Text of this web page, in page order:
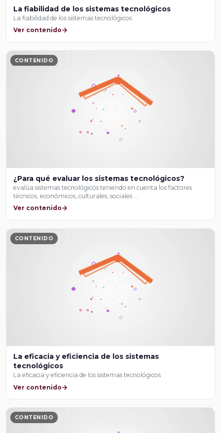
La fiabilidad de los sistemas tecnológicos
La fiabilidad de los sistemas tecnológicos
Ver contenido
CONTENIDO
¿Para qué evaluar los sistemas tecnológicos?
evalúa sistemas tecnológicos teniendo en cuenta los factores
técnicos, económicos, culturales, sociales …
Ver contenido
CONTENIDO
La eficacia y eficiencia de los sistemas
tecnológicos
La eficacia y eficiencia de los sistemas tecnológicos
Ver contenido
CONTENIDO